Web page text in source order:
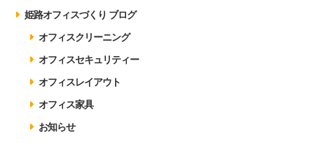
姫路オフィスづくり ブログ
オフィスクリーニング
オフィスセキュリティー
オフィスレイアウト
オフィス家具
お知らせ